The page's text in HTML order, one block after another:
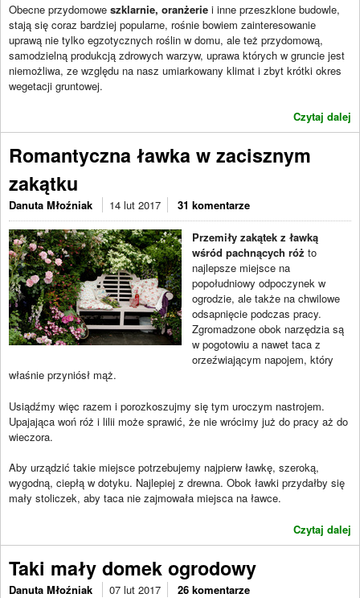
Obecne przydomowe szklarnie, oranżerie i inne przeszklone budowle,
stają się coraz bardziej popularne, rośnie bowiem zainteresowanie
uprawą nie tylko egzotycznych roślin w domu, ale też przydomową,
samodzielną produkcją zdrowych warzyw, uprawa których w gruncie jest
niemożliwa, ze względu na nasz umiarkowany klimat i zbyt krótki okres
wegetacji gruntowej.
Czytaj dalej
Romantyczna ławka w zacisznym
zakątku
Danuta Młoźniak 14 lut 2017 31 komentarze
Przemiły zakątek z ławką
wśród pachnących róż to
najlepsze miejsce na
popołudniowy odpoczynek w
ogrodzie, ale także na chwilowe
odsapnięcie podczas pracy.
Zgromadzone obok narzędzia są
w pogotowiu a nawet taca z
orzeźwiającym napojem, który
właśnie przyniósł mąż.
Usiądźmy więc razem i porozkoszujmy się tym uroczym nastrojem.
Upajająca woń róż i lilii może sprawić, że nie wrócimy już do pracy aż do
wieczora.
Aby urządzić takie miejsce potrzebujemy najpierw ławkę, szeroką,
wygodną, ciepłą w dotyku. Najlepiej z drewna. Obok ławki przydałby się
mały stoliczek, aby taca nie zajmowała miejsca na ławce.
Czytaj dalej
Taki mały domek ogrodowy
Danuta Młoźniak 07 lut 2017 26 komentarze